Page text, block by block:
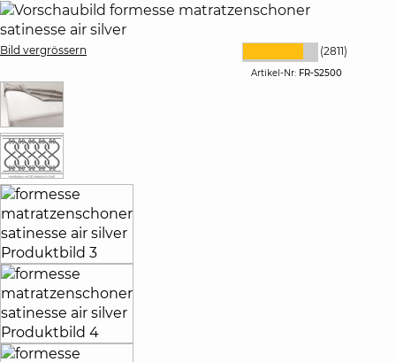
Bild vergrössern (2811)
Artikel-Nr: FR-S2500